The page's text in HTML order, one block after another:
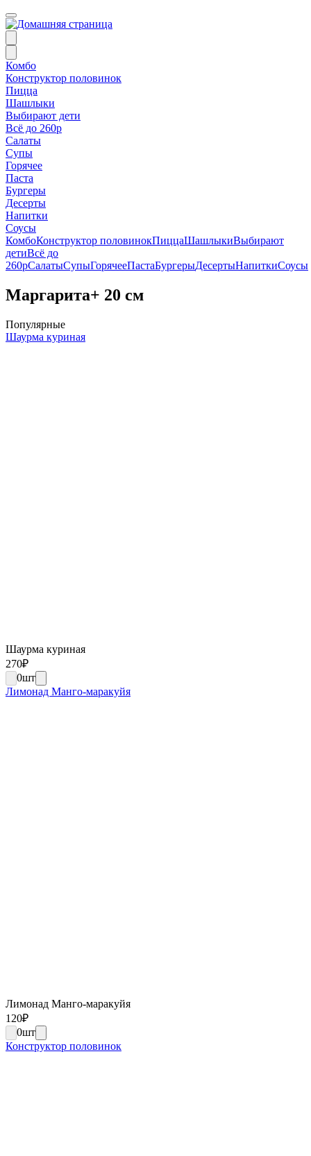
Комбо
Конструктор половинок
Пицца
Шашлыки
Выбирают дети
Всё до 260р
Салаты
Супы
Горячее
Паста
Бургеры
Десерты
Напитки
Соусы
КомбоКонструктор половинокПиццаШашлыкиВыбирают
детиВсё до
260рСалатыСупыГорячееПастаБургерыДесертыНапиткиСоусы
Маргарита+ 20 см
Популярные
Шаурма куриная
Шаурма куриная
270₽
0шт
Лимонад Манго-маракуйя
Лимонад Манго-маракуйя
120₽
0шт
Конструктор половинок